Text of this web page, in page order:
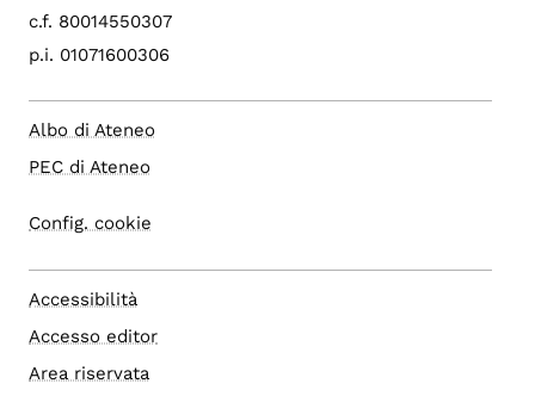
c.f. 80014550307
p.i. 01071600306
Albo di Ateneo
PEC di Ateneo
Config. cookie
Accessibilità
Accesso editor
Area riservata